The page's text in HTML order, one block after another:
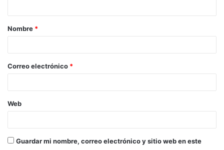
Nombre *
Correo electrónico *
Web
Guardar mi nombre, correo electrónico y sitio web en este